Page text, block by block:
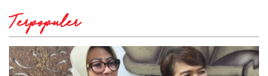
Terpopuler